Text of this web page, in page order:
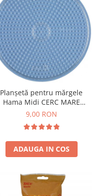
Planșetă pentru mărgele
Hama Midi CERC MARE
transparent
9,00 RON
ADAUGA IN COS